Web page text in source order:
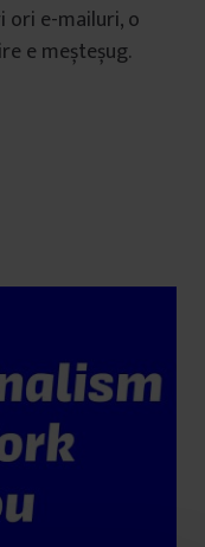
ori e-mailuri, o
e meșteșug.